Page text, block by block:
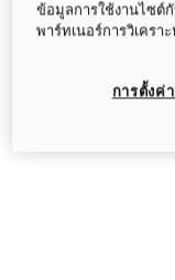
ข้อมูลการใช้งานไซต์
พาร์ทเนอร์การวิเครา
การตั้งค่